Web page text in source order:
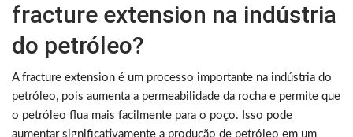
fracture extension na indústria
do petróleo?
A fracture extension é um processo importante na indústria do
petróleo, pois aumenta a permeabilidade da rocha e permite que
o petróleo flua mais facilmente para o poço. Isso pode
aumentar significativamente a produção de petróleo em um